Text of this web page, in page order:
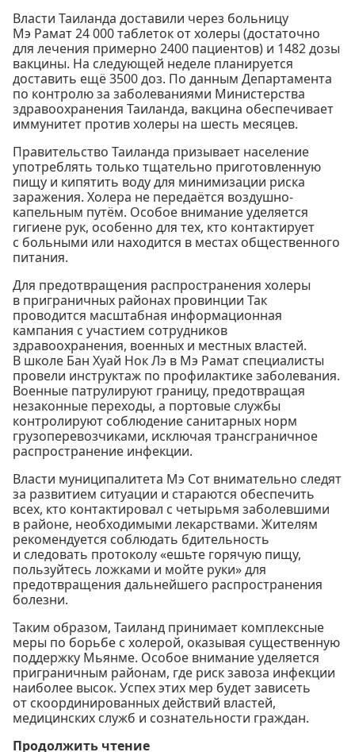
Власти Таиланда доставили через больницу
Мэ Рамат 24 000 таблеток от холеры (достаточно
для лечения примерно 2400 пациентов) и 1482 дозы
вакцины. На следующей неделе планируется
доставить ещё 3500 доз. По данным Департамента
по контролю за заболеваниями Министерства
здравоохранения Таиланда, вакцина обеспечивает
иммунитет против холеры на шесть месяцев.
Правительство Таиланда призывает население
употреблять только тщательно приготовленную
пищу и кипятить воду для минимизации риска
заражения. Холера не передаётся воздушно-
капельным путём. Особое внимание уделяется
гигиене рук, особенно для тех, кто контактирует
с больными или находится в местах общественного
питания.
Для предотвращения распространения холеры
в приграничных районах провинции Так
проводится масштабная информационная
кампания с участием сотрудников
здравоохранения, военных и местных властей.
В школе Бан Хуай Нок Лэ в Мэ Рамат специалисты
провели инструктаж по профилактике заболевания.
Военные патрулируют границу, предотвращая
незаконные переходы, а портовые службы
контролируют соблюдение санитарных норм
грузоперевозчиками, исключая трансграничное
распространение инфекции.
Власти муниципалитета Мэ Сот внимательно следят
за развитием ситуации и стараются обеспечить
всех, кто контактировал с четырьмя заболевшими
в районе, необходимыми лекарствами. Жителям
рекомендуется соблюдать бдительность
и следовать протоколу «ешьте горячую пищу,
пользуйтесь ложками и мойте руки» для
предотвращения дальнейшего распространения
болезни.
Таким образом, Таиланд принимает комплексные
меры по борьбе с холерой, оказывая существенную
поддержку Мьянме. Особое внимание уделяется
приграничным районам, где риск завоза инфекции
наиболее высок. Успех этих мер будет зависеть
от скоординированных действий властей,
медицинских служб и сознательности граждан.
Продолжить чтение